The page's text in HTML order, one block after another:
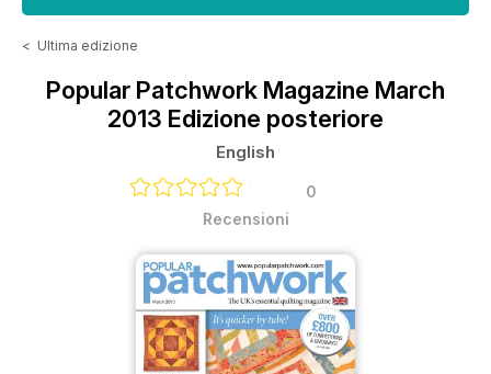
< Ultima edizione
Popular Patchwork Magazine March
2013 Edizione posteriore
English
0
Recensioni